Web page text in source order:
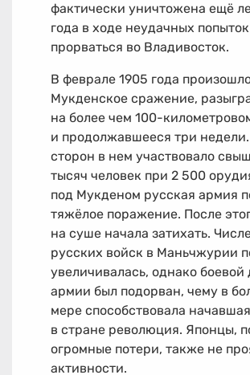
фактически уничтожена ещё
года в ходе неудачных попыток
прорваться во Владивосток.
В феврале 1905 года
Мукденское сражение,
на более чем 100-
и продолжавшееся три
сторон в нем участвовало
тысяч человек при 2 500
под Мукденом русская армия
тяжёлое поражение. После
на суше начала затихать.
русских войск в Маньчжурии
увеличивалась, однако боевой
армии был подорван, чему в
мере способствовала
в стране революция. Японцы,
огромные потери, также не
активности.